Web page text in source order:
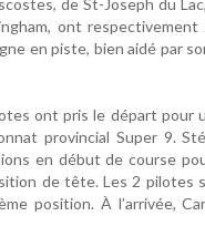
de St-Joseph du
ont
en piste, bien aidé par
ont pris le départ pour
provincial Super 9.
en début de course
de tête. Les 2 pilotes
position. À l’arrivée,